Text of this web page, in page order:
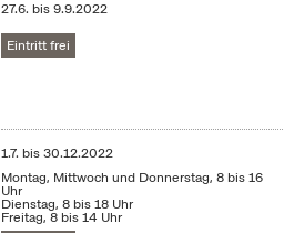
27.6. bis9.9.2022
Eintritt frei
1.7. bis30.12.2022
Montag, Mittwoch und Donnerstag, 8 bis 16
Uhr
Dienstag, 8 bis 18 Uhr
Freitag, 8 bis 14 Uhr